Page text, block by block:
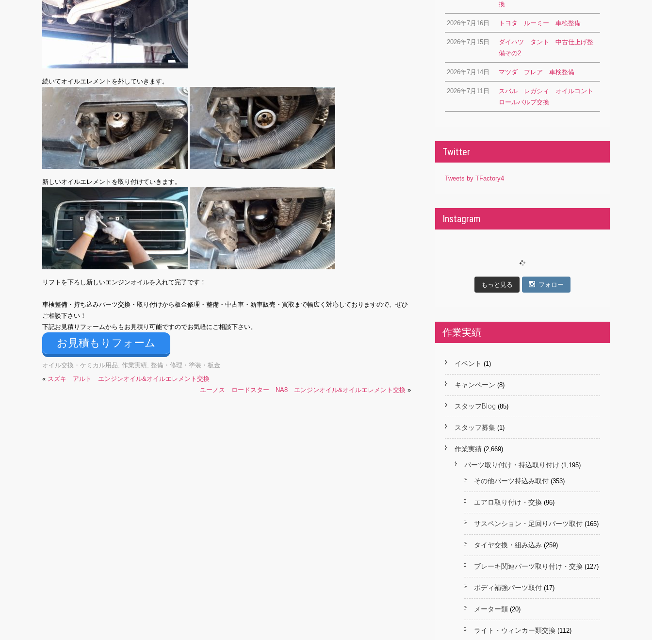
続いてオイルエレメントを外していきます。
新しいオイルエレメントを取り付けていきます。
リフトを下ろし新しいエンジンオイルを入れて完了です！
車検整備・持ち込みパーツ交換・取り付けから板金修理・整備・中古車・新車販売・買取まで幅広く対応しておりますので、ぜひ
ご相談下さい！
下記お見積りフォームからもお見積り可能ですのでお気軽にご相談下さい。
お見積もりフォーム
オイル交換・ケミカル用品, 作業実績, 整備・修理・塗装・板金
« スズキ アルト エンジンオイル&オイルエレメント交換
ユーノス ロードスター NA8 エンジンオイル&オイルエレメント交換 »
換
2026年7月16日 トヨタ ルーミー 車検整備
2026年7月15日
ダイハツ タント 中古仕上げ整
備その2
2026年7月14日 マツダ フレア 車検整備
2026年7月11日
スバル レガシィ オイルコント
ロールバルブ交換
Twitter
Tweets by TFactory4
Instagram
もっと見る フォロー
作業実績
イベント (1)
キャンペーン (8)
スタッフBlog (85)
スタッフ募集 (1)
作業実績 (2,669)
パーツ取り付け・持込取り付け (1,195)
その他パーツ持込み取付 (353)
エアロ取り付け・交換 (96)
サスペンション・足回りパーツ取付 (165)
タイヤ交換・組み込み (259)
ブレーキ関連パーツ取り付け・交換 (127)
ボディ補強パーツ取付 (17)
メーター類 (20)
ライト・ウィンカー類交換 (112)